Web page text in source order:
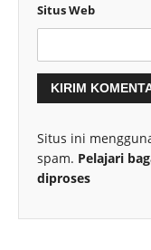
Situs Web
Situs ini
spam. Pelajari
diproses